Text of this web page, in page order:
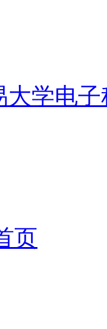
大学电
页